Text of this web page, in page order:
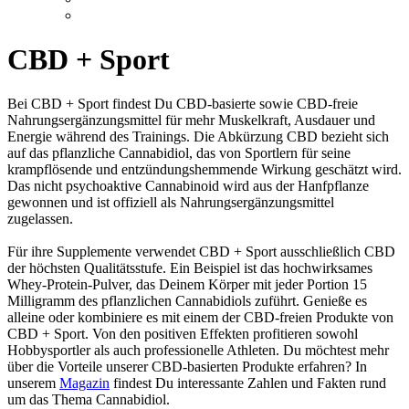
CBD + Sport
Bei CBD + Sport findest Du CBD-basierte sowie CBD-freie
Nahrungsergänzungsmittel für mehr Muskelkraft, Ausdauer und
Energie während des Trainings. Die Abkürzung CBD bezieht sich
auf das pflanzliche Cannabidiol, das von Sportlern für seine
krampflösende und entzündungshemmende Wirkung geschätzt wird.
Das nicht psychoaktive Cannabinoid wird aus der Hanfpflanze
gewonnen und ist offiziell als Nahrungsergänzungsmittel
zugelassen.
Für ihre Supplemente verwendet CBD + Sport ausschließlich CBD
der höchsten Qualitätsstufe. Ein Beispiel ist das hochwirksames
Whey-Protein-Pulver, das Deinem Körper mit jeder Portion 15
Milligramm des pflanzlichen Cannabidiols zuführt. Genieße es
alleine oder kombiniere es mit einem der CBD-freien Produkte von
CBD + Sport. Von den positiven Effekten profitieren sowohl
Hobbysportler als auch professionelle Athleten. Du möchtest mehr
über die Vorteile unserer CBD-basierten Produkte erfahren? In
unserem Magazin findest Du interessante Zahlen und Fakten rund
um das Thema Cannabidiol.